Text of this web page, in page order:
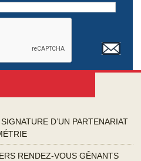
D’UN PARTENARIAT
RENDEZ-VOUS GÊNANTS